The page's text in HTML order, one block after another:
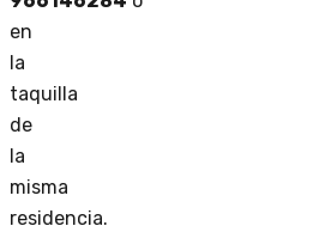
en
la
taquilla
de
la
misma
residencia.